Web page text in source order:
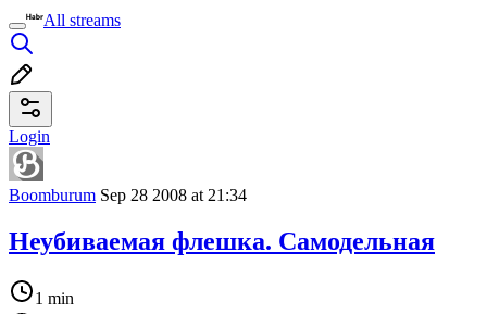
All streams
Login
Boomburum Sep 28 2008 at 21:34
Неубиваемая флешка. Самодельная
1 min